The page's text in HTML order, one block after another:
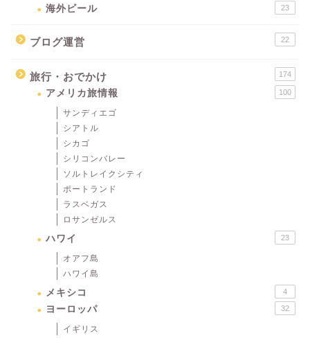
海外ビール 23
ブログ運営 22
旅行・おでかけ 174
アメリカ旅情報 100
サンディエゴ
シアトル
シカゴ
シリコンバレー
ソルトレイクシティ
ポートランド
ラスベガス
ロサンゼルス
ハワイ 23
オアフ島
ハワイ島
メキシコ 4
ヨーロッパ 32
イギリス